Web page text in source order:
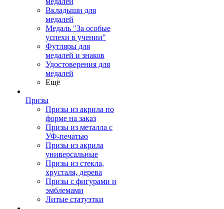
Вкладыши для
медалей
Медаль "За особые
успехи в учении"
Футляры для
медалей и знаков
Удостоверения для
медалей
Ещё
Призы
Призы из акрила по
форме на заказ
Призы из металла с
УФ-печатью
Призы из акрила
универсальные
Призы из стекла,
хрусталя, дерева
Призы с фигурами и
эмблемами
Литые статуэтки